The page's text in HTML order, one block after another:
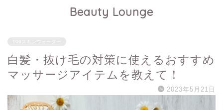
Beauty Lounge
白髪・抜け毛の対策に使えるおすすめ
マッサージアイテムを教えて！
2023年5月21日